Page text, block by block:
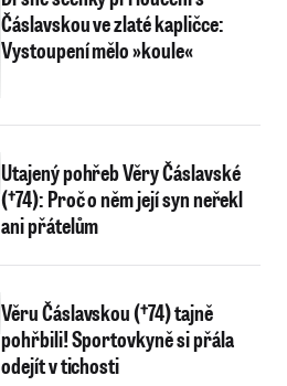
Čáslavskou ve zlaté kapličce:
Vystoupení mělo »koule«
Utajený pohřeb Věry Čáslavské
(†74): Proč o něm její syn neřekl
ani přátelům
Věru Čáslavskou (†74) tajně
pohřbili! Sportovkyně si přála
odejít v tichosti